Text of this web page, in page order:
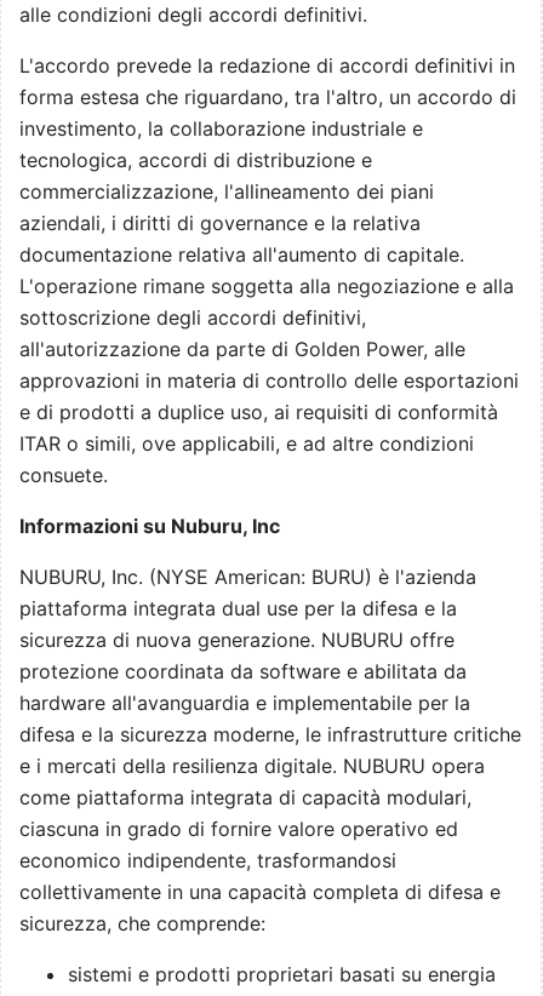
alle condizioni degli accordi definitivi.
L'accordo prevede la redazione di accordi definitivi in
forma estesa che riguardano, tra l'altro, un accordo di
investimento, la collaborazione industriale e
tecnologica, accordi di distribuzione e
commercializzazione, l'allineamento dei piani
aziendali, i diritti di governance e la relativa
documentazione relativa all'aumento di capitale.
L'operazione rimane soggetta alla negoziazione e alla
sottoscrizione degli accordi definitivi,
all'autorizzazione da parte di Golden Power, alle
approvazioni in materia di controllo delle esportazioni
e di prodotti a duplice uso, ai requisiti di conformità
ITAR o simili, ove applicabili, e ad altre condizioni
consuete.
Informazioni su Nuburu, Inc
NUBURU, Inc. (NYSE American: BURU) è l'azienda
piattaforma integrata dual use per la difesa e la
sicurezza di nuova generazione. NUBURU offre
protezione coordinata da software e abilitata da
hardware all'avanguardia e implementabile per la
difesa e la sicurezza moderne, le infrastrutture critiche
e i mercati della resilienza digitale. NUBURU opera
come piattaforma integrata di capacità modulari,
ciascuna in grado di fornire valore operativo ed
economico indipendente, trasformandosi
collettivamente in una capacità completa di difesa e
sicurezza, che comprende:
sistemi e prodotti proprietari basati su energia